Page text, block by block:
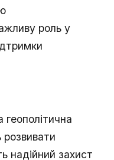
роль у
геополітична
розвивати
надійний захист